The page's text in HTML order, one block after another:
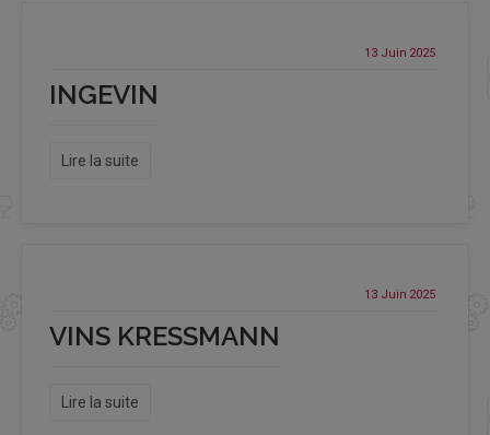
13 Juin 2025
INGEVIN
Lire la suite
13 Juin 2025
VINS KRESSMANN
Lire la suite